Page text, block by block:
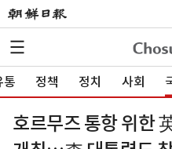
통 정책 정치 사회
호르무즈 통항 위한